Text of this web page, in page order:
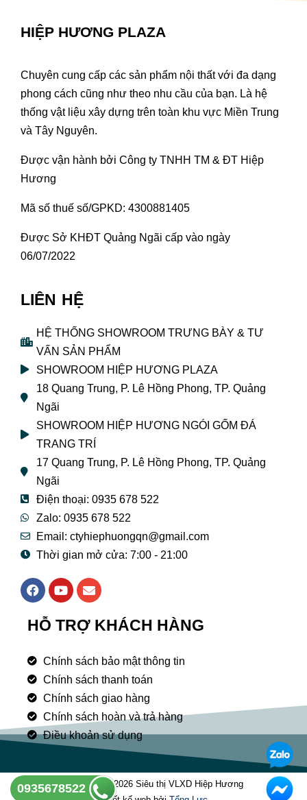
HIỆP HƯƠNG PLAZA
Chuyên cung cấp các sản phẩm nội thất với đa dạng
phong cách cũng như theo nhu cầu của bạn. Là hệ
thống vật liệu xây dựng trên toàn khu vực Miền Trung
và Tây Nguyên.
Được vận hành bởi Công ty TNHH TM & ĐT Hiệp
Hương
Mã số thuế số/GPKD: 4300881405
Được Sở KHĐT Quảng Ngãi cấp vào ngày
06/07/2022
LIÊN HỆ
HỆ THỐNG SHOWROOM TRƯNG BÀY & TƯ
VẤN SẢN PHẨM
SHOWROOM HIỆP HƯƠNG PLAZA
18 Quang Trung, P. Lê Hồng Phong, TP. Quảng
Ngãi
SHOWROOM HIỆP HƯƠNG NGÓI GỐM ĐÁ
TRANG TRÍ
17 Quang Trung, P. Lê Hồng Phong, TP. Quảng
Ngãi
Điện thoại: 0935 678 522
Zalo: 0935 678 522
Email: ctyhiephuongqn@gmail.com
Thời gian mở cửa: 7:00 - 21:00
F
a
e
b
o
k
Y
o
t
u
e
E
n
e
l
p
e
HỖ TRỢ KHÁCH HÀNG
Chính sách bảo mật thông tin
Chính sách thanh toán
Chính sách giao hàng
Chính sách hoàn và trả hàng
Điều khoản sử dụng
Copyright © 2026 Siêu thị VLXD Hiệp Hương
0935678522